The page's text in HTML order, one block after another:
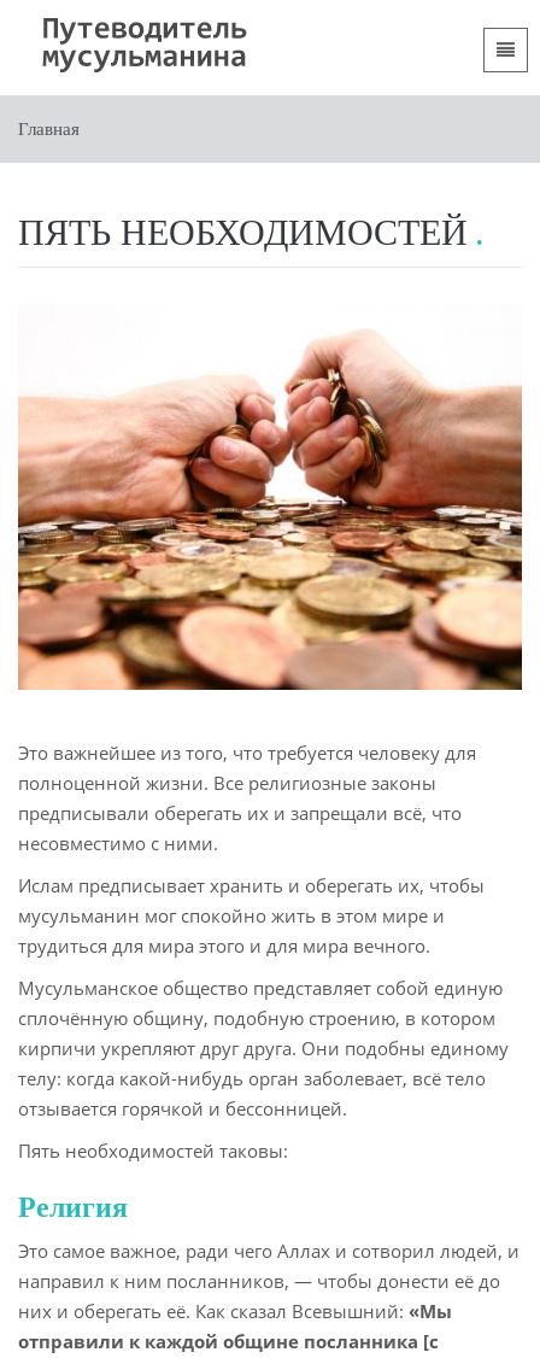
Главная
Языки
azərbaycan
English
Français
Hausa
Bahasa Indonesia
Қазақ
فارسی
Somali
Kiswahili
اردو
o'zbek
Yorùbá
Главная
ПЯТЬ НЕОБХОДИМОСТЕЙ
Это важнейшее из того, что требуется человеку для
полноценной жизни. Все религиозные законы
предписывали оберегать их и запрещали всё, что
несовместимо с ними.
Ислам предписывает хранить и оберегать их, чтобы
мусульманин мог спокойно жить в этом мире и
трудиться для мира этого и для мира вечного.
Мусульманское общество представляет собой единую
сплочённую общину, подобную строению, в котором
кирпичи укрепляют друг друга. Они подобны единому
телу: когда какой-нибудь орган заболевает, всё тело
отзывается горячкой и бессонницей.
Пять необходимостей таковы:
Религия
Это самое важное, ради чего Аллах и сотворил людей, и
направил к ним посланников, — чтобы донести её до
них и оберегать её. Как сказал Всевышний: «Мы
отправили к каждой общине посланника [с